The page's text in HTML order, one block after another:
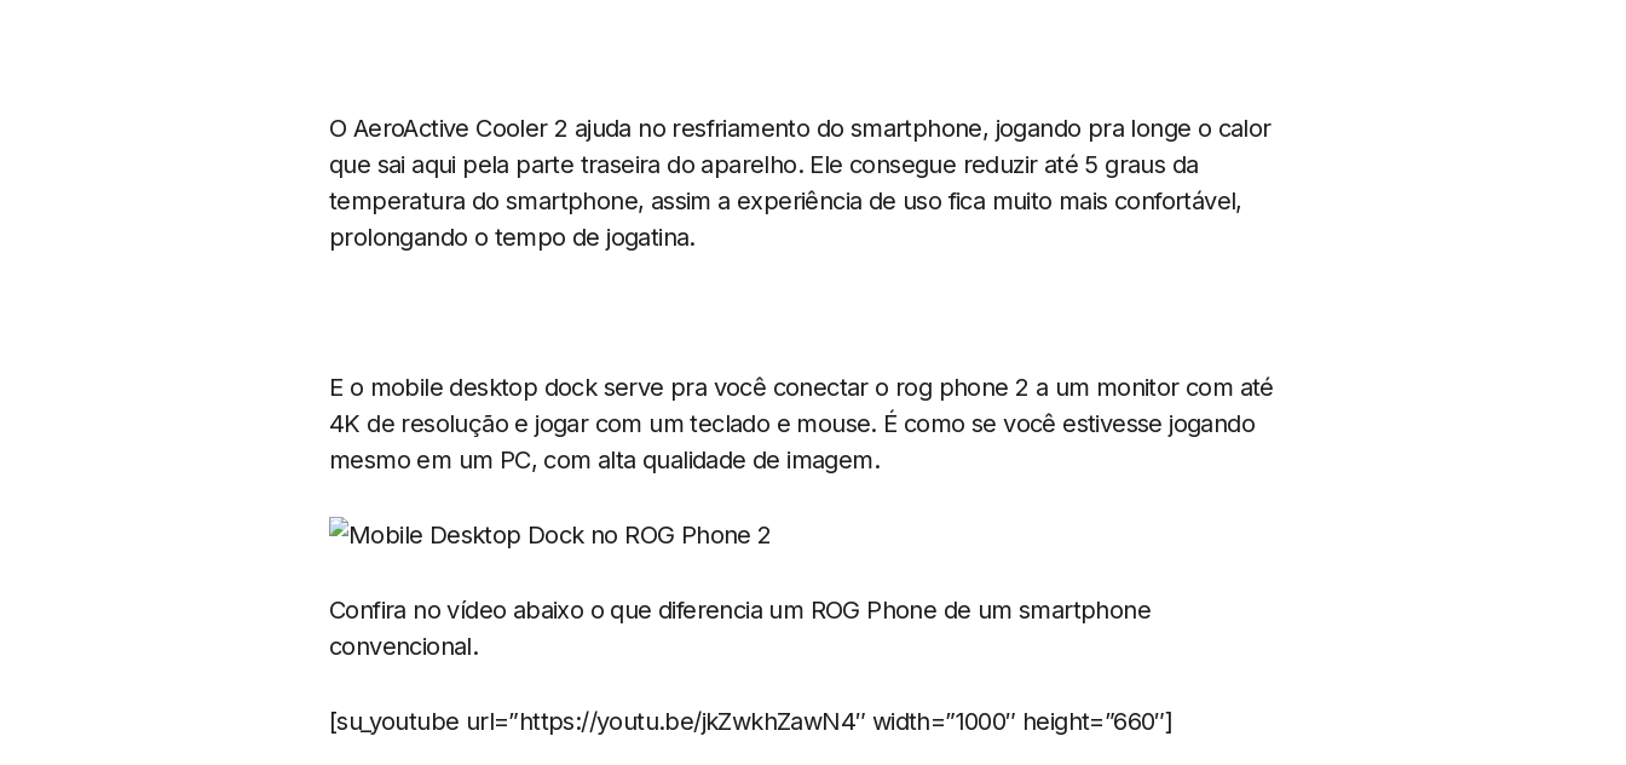
O AeroActive Cooler 2 ajuda no resfriamento do smartphone, jogando pra longe o calor
que sai aqui pela parte traseira do aparelho. Ele consegue reduzir até 5 graus da
temperatura do smartphone, assim a experiência de uso fica muito mais confortável,
prolongando o tempo de jogatina.
E o mobile desktop dock serve pra você conectar o rog phone 2 a um monitor com até
4K de resolução e jogar com um teclado e mouse. É como se você estivesse jogando
mesmo em um PC, com alta qualidade de imagem.
Confira no vídeo abaixo o que diferencia um ROG Phone de um smartphone
convencional.
[su_youtube url=”https://youtu.be/jkZwkhZawN4″ width=”1000″ height=”660″]